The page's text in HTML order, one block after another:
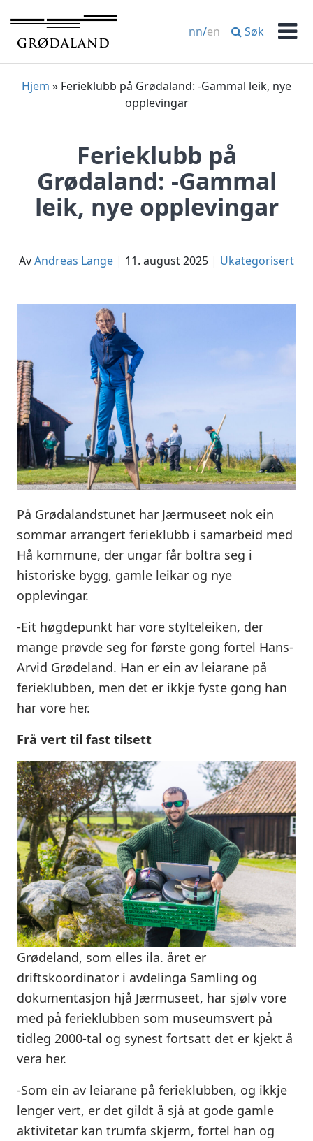
til
innhold
nn/en Søk
Hjem » Ferieklubb på Grødaland: -Gammal leik, nye
opplevingar
Ferieklubb på
Grødaland: -Gammal
leik, nye opplevingar
avAndreas Lange 11. august 2025 Ukategorisert
På Grødalandstunet har Jærmuseet nok ein
sommar arrangert ferieklubb i samarbeid med
Hå kommune, der ungar får boltra seg i
historiske bygg, gamle leikar og nye
opplevingar.
-Eit høgdepunkt har vore stylteleiken, der
mange prøvde seg for første gong fortel Hans-
Arvid Grødeland. Han er ein av leiarane på
ferieklubben, men det er ikkje fyste gong han
har vore her.
Frå vert til fast tilsett
Grødeland, som elles ila. året er
driftskoordinator i avdelinga Samling og
dokumentasjon hjå Jærmuseet, har sjølv vore
med på ferieklubben som museumsvert på
tidleg 2000-tal og synest fortsatt det er kjekt å
vera her.
-Som ein av leiarane på ferieklubben, og ikkje
lenger vert, er det gildt å sjå at gode gamle
aktivitetar kan trumfa skjerm, fortel han og